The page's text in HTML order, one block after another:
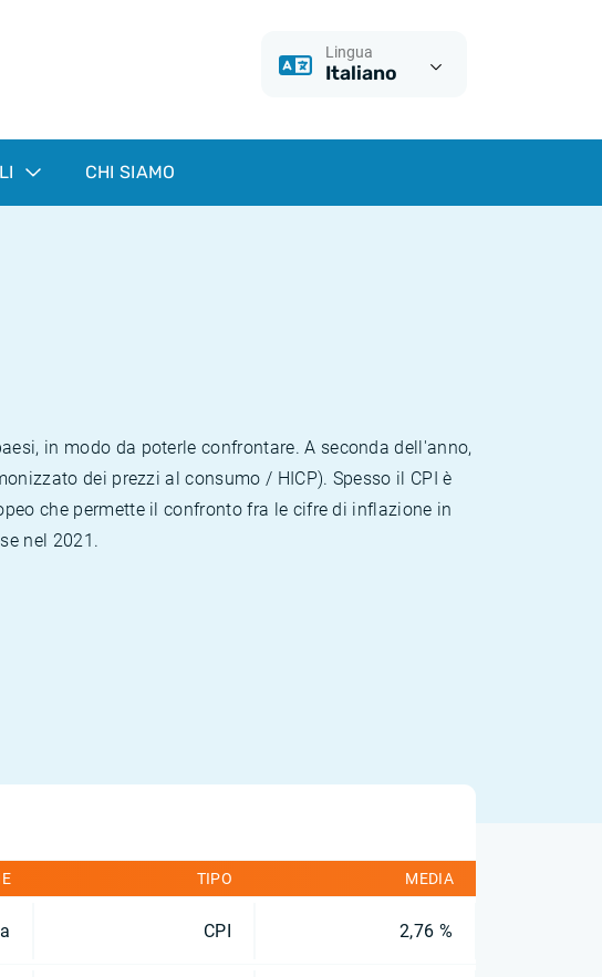
Lingua
Italiano
CHI SIAMO
in modo da poterle confrontare. A seconda dell'anno,
dei prezzi al consumo / HICP). Spesso il CPI è
che permette il confronto fra le cifre di inflazione in
nel 2021.
TIPO MEDIA
CPI 2,76 %